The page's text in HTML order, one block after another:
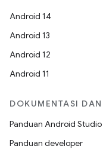
Android 14
Android 13
Android 12
Android 11
DOKUMENTASI
Panduan Android Studio
Panduan developer